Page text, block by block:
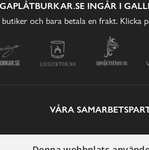
INGÅR I
och bara betala en frakt.
VÅRA